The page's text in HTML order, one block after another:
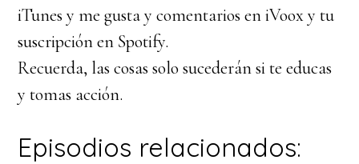
iTunes y me gusta y comentarios en iVoox y tu
suscripción en Spotify.
Recuerda, las cosas solo sucederán si te educas
y tomas acción.
Episodios relacionados: